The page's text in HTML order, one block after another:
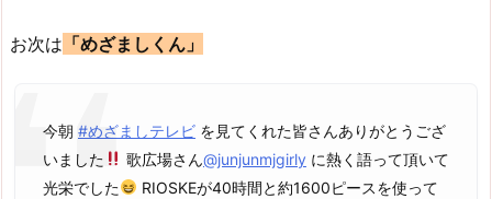
お次は 「めざましくん」
今朝 #めざましテレビ を見てくれた皆さんありがとうござ
いました
歌広場さん@junjunmjgirly に熱く語って頂いて
光栄でした
RIOSKEが40時間と約1600ピースを使って